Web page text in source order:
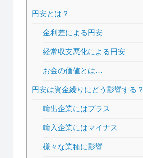
円安とは？
金利差による円安
経常収支悪化による円安
お金の価値とは…
円安は資金繰りにどう影響する？
輸出企業にはプラス
輸入企業にはマイナス
様々な業種に影響